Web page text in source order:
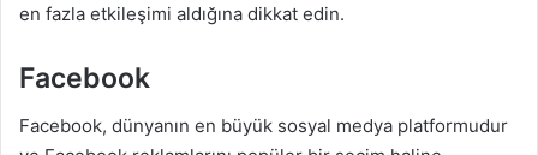
en fazla etkileşimi aldığına dikkat edin.
Facebook
Facebook, dünyanın en büyük sosyal medya platformudur